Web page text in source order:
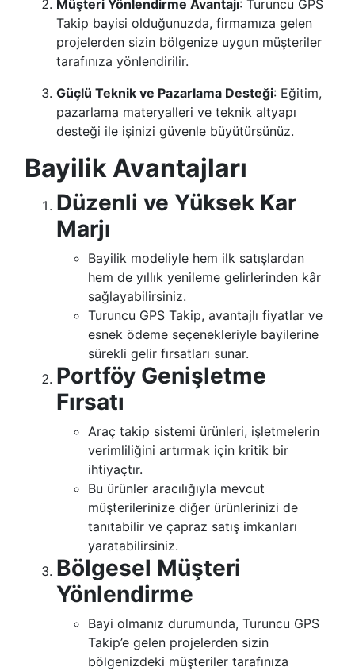
Müşteri Yönlendirme Avantajı: Turuncu GPS
Takip bayisi olduğunuzda, firmamıza gelen
projelerden sizin bölgenize uygun müşteriler
tarafınıza yönlendirilir.
Güçlü Teknik ve Pazarlama Desteği: Eğitim,
pazarlama materyalleri ve teknik altyapı
desteği ile işinizi güvenle büyütürsünüz.
Bayilik Avantajları
Düzenli ve Yüksek Kar
Marjı
Bayilik modeliyle hem ilk satışlardan
hem de yıllık yenileme gelirlerinden kâr
sağlayabilirsiniz.
Turuncu GPS Takip, avantajlı fiyatlar ve
esnek ödeme seçenekleriyle bayilerine
sürekli gelir fırsatları sunar.
Portföy Genişletme
Fırsatı
Araç takip sistemi ürünleri, işletmelerin
verimliliğini artırmak için kritik bir
ihtiyaçtır.
Bu ürünler aracılığıyla mevcut
müşterilerinize diğer ürünlerinizi de
tanıtabilir ve çapraz satış imkanları
yaratabilirsiniz.
Bölgesel Müşteri
Yönlendirme
Bayi olmanız durumunda, Turuncu GPS
Takip’e gelen projelerden sizin
bölgenizdeki müşteriler tarafınıza